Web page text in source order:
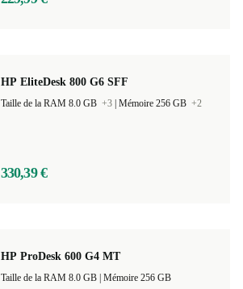
HP EliteDesk 800 G6 SFF
Taille de la RAM 8.0 GB +3 Mémoire 256 GB +2
330,39 €
HP ProDesk 600 G4 MT
Mémoire 256 GB